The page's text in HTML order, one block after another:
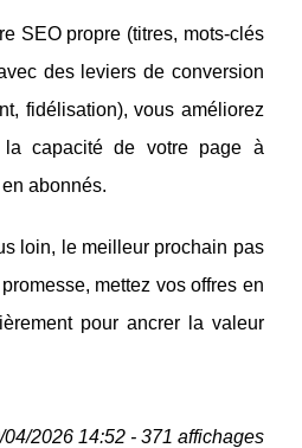
SEO propre (titres, mots-clés
des leviers de conversion
fidélisation), vous améliorez
capacité de votre page à
abonnés.
loin, le meilleur prochain pas
mettez vos offres en
pour ancrer la valeur
04/2026 14:52 - 371 affichages